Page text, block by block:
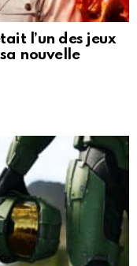
l’un des jeux
nouvelle